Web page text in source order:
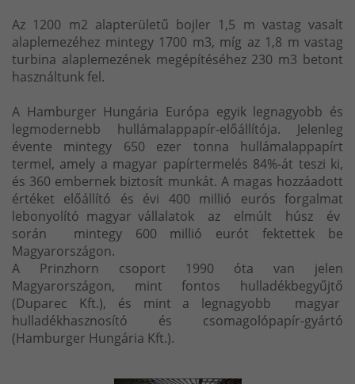
Az 1200 m2 alapterületű bojler 1,5 m vastag vasalt
alaplemezéhez mintegy 1700 m3, míg az 1,8 m vastag
turbina alaplemezének megépítéséhez 230 m3 betont
használtunk fel.
A Hamburger Hungária Európa egyik legnagyobb és
legmodernebb hullámalappapír-előállítója. Jelenleg
évente mintegy 650 ezer tonna hullámalappapírt
termel, amely a magyar papírtermelés 84%-át teszi ki,
és 360 embernek biztosít munkát. A magas hozzáadott
értéket előállító és évi 400 millió eurós forgalmat
lebonyolító magyar vállalatok az elmúlt húsz év
során mintegy 600 millió eurót fektettek be
Magyarországon.
A Prinzhorn csoport 1990 óta van jelen
Magyarországon, mint fontos hulladékbegyűjtő
(Duparec Kft.), és mint a legnagyobb magyar
hulladékhasznosító és csomagolópapír-gyártó
(Hamburger Hungária Kft.).